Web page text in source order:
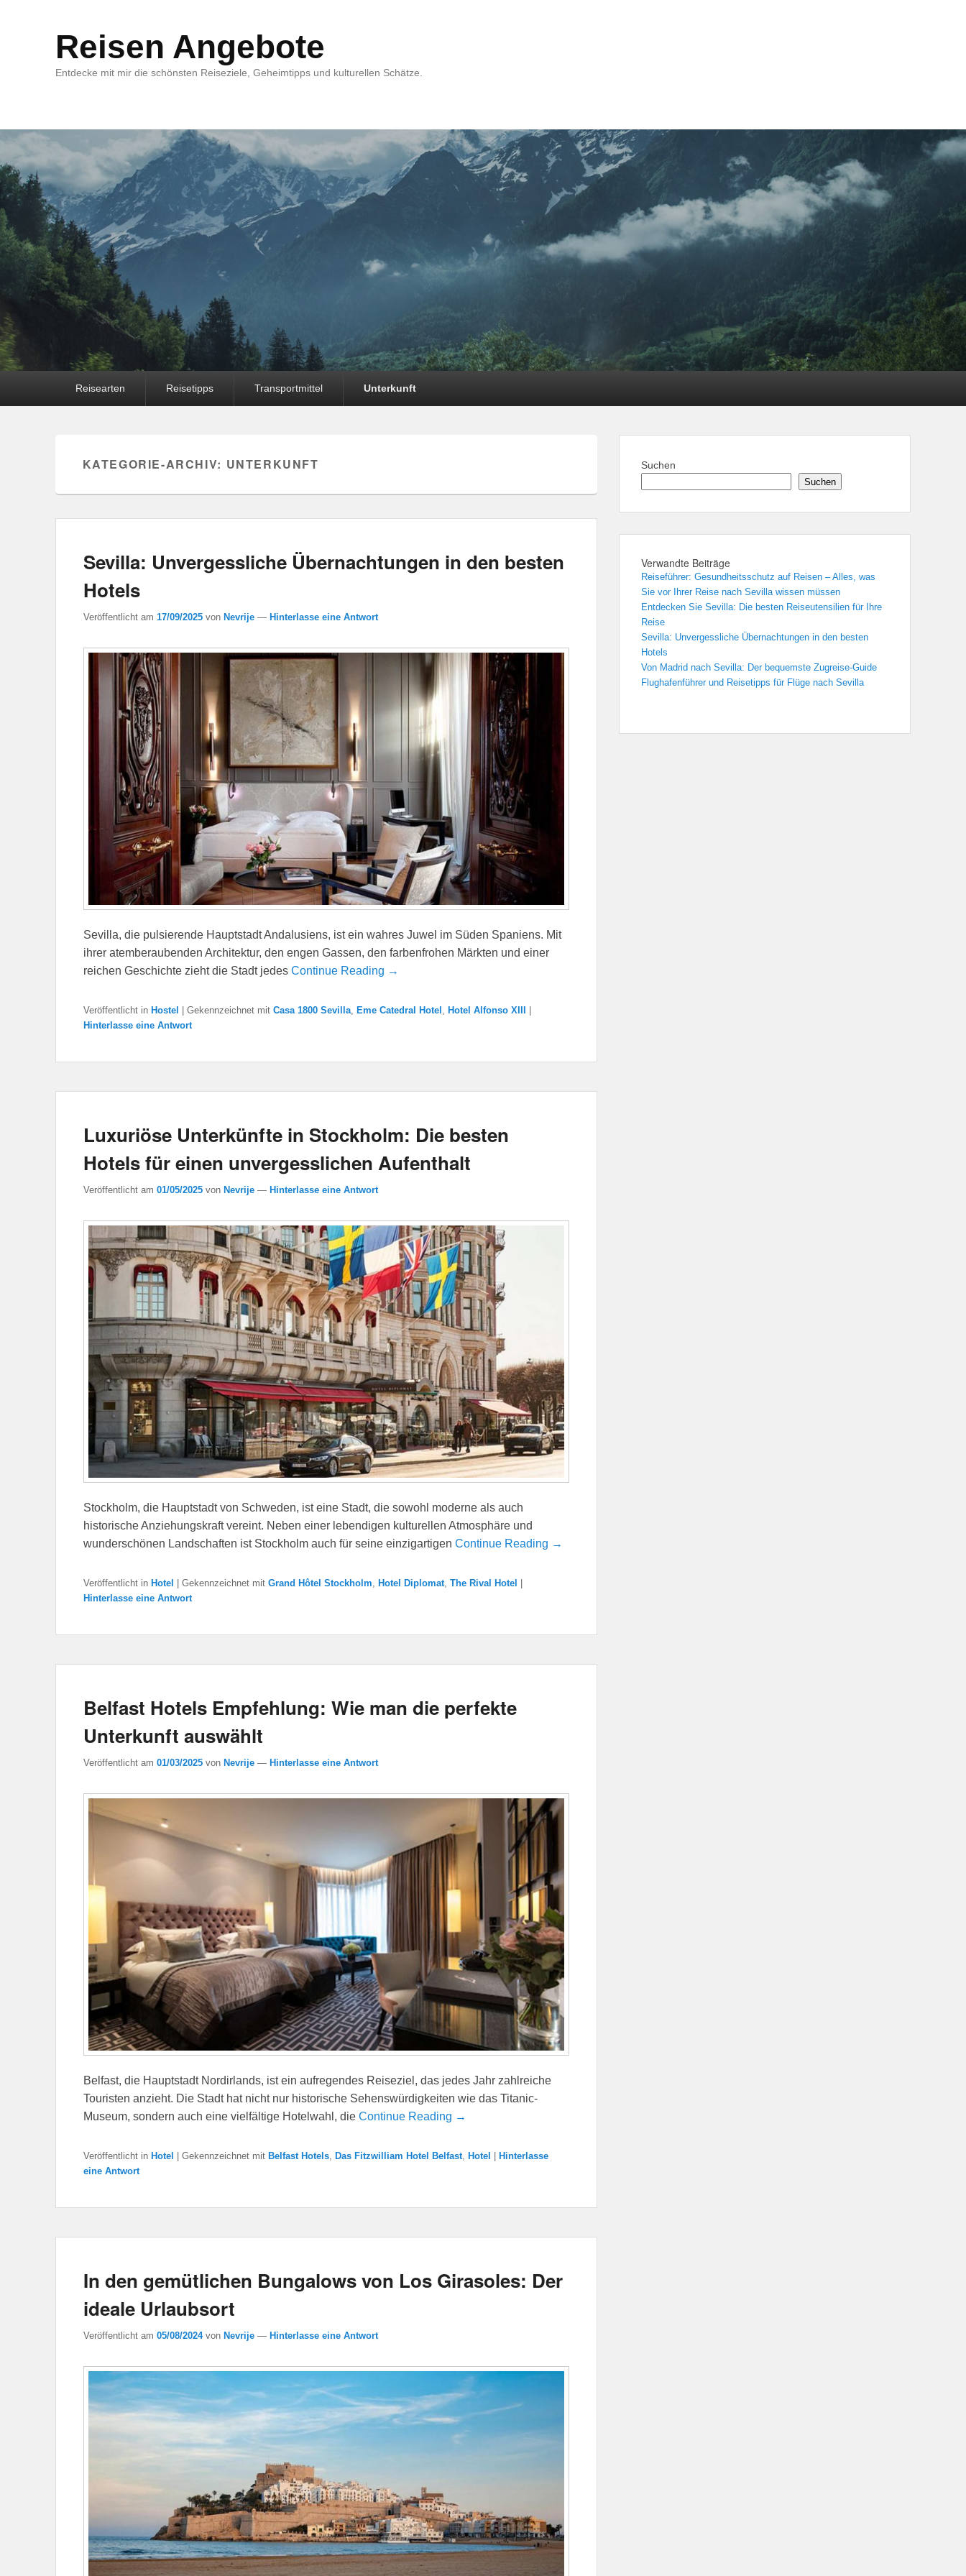
Reisen Angebote
Entdecke mit mir die schönsten Reiseziele, Geheimtipps und kulturellen Schätze.
Reisearten Reisetipps Transportmittel Unterkunft
KATEGORIE-ARCHIV: UNTERKUNFT
Sevilla: Unvergessliche Übernachtungen in den besten
Hotels
Veröffentlicht am 17/09/2025 von Nevrije — Hinterlasse eine Antwort
Sevilla, die pulsierende Hauptstadt Andalusiens, ist ein wahres Juwel im Süden Spaniens. Mit
ihrer atemberaubenden Architektur, den engen Gassen, den farbenfrohen Märkten und einer
reichen Geschichte zieht die Stadt jedes Continue Reading →
Veröffentlicht in Hostel Gekennzeichnet mit Casa 1800 Sevilla Eme Catedral Hotel Hotel Alfonso XIII
Hinterlasse eine Antwort
Luxuriöse Unterkünfte in Stockholm: Die besten
Hotels für einen unvergesslichen Aufenthalt
Veröffentlicht am 01/05/2025 von Nevrije — Hinterlasse eine Antwort
Stockholm, die Hauptstadt von Schweden, ist eine Stadt, die sowohl moderne als auch
historische Anziehungskraft vereint. Neben einer lebendigen kulturellen Atmosphäre und
wunderschönen Landschaften ist Stockholm auch für seine einzigartigen Continue Reading →
Veröffentlicht in Hotel Gekennzeichnet mit Grand Hôtel Stockholm Hotel Diplomat The Rival Hotel
Hinterlasse eine Antwort
Belfast Hotels Empfehlung: Wie man die perfekte
Unterkunft auswählt
Veröffentlicht am 01/03/2025 von Nevrije — Hinterlasse eine Antwort
Belfast, die Hauptstadt Nordirlands, ist ein aufregendes Reiseziel, das jedes Jahr zahlreiche
Touristen anzieht. Die Stadt hat nicht nur historische Sehenswürdigkeiten wie das Titanic-
Museum, sondern auch eine vielfältige Hotelwahl, die Continue Reading →
Veröffentlicht in Hotel Gekennzeichnet mit Belfast Hotels Das Fitzwilliam Hotel Belfast Hotel
Hinterlasse
eine Antwort
In den gemütlichen Bungalows von Los Girasoles: Der
ideale Urlaubsort
Veröffentlicht am 05/08/2024 von Nevrije — Hinterlasse eine Antwort
Suchen
Suchen
Verwandte Beiträge
Reiseführer: Gesundheitsschutz auf Reisen – Alles, was
Sie vor Ihrer Reise nach Sevilla wissen müssen
Entdecken Sie Sevilla: Die besten Reiseutensilien für Ihre
Reise
Sevilla: Unvergessliche Übernachtungen in den besten
Hotels
Von Madrid nach Sevilla: Der bequemste Zugreise-Guide
Flughafenführer und Reisetipps für Flüge nach Sevilla